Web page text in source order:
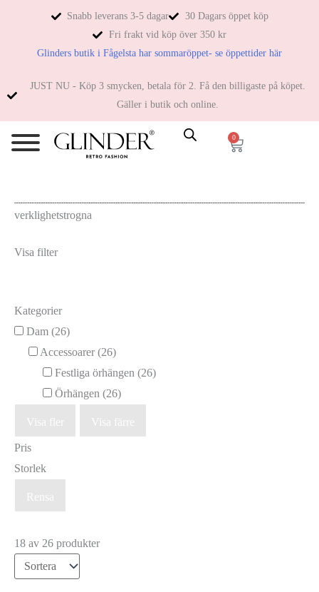
Snabb leverans 3-5 dagar
30 Dagars öppet köp
Fri frakt vid köp över 350 kr
Glinders butik i Fågelsta har sommaröppet- se öppettider här
JUST NU - Köp 3 smycken, betala för 2. Få den billigaste på köpet.
Gäller i butik och online.
0
verklighetstrogna
Visa filter
Kategorier
Dam (26)
Accessoarer (26)
Festliga örhängen (26)
Örhängen (26)
Visa fler Visa färre
Pris
Storlek
Rensa
18 av 26 produkter